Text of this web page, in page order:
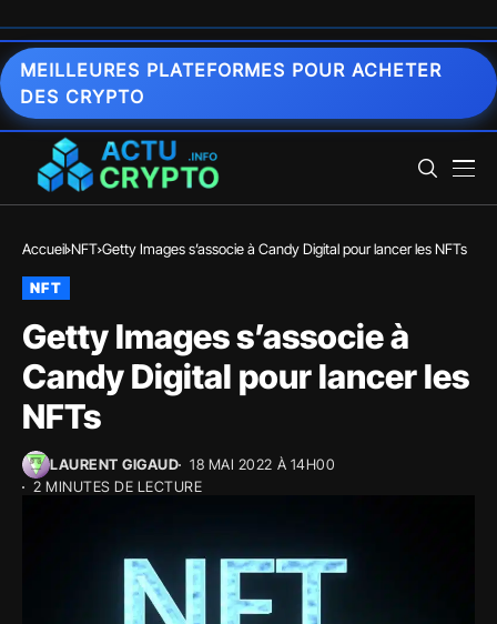
MEILLEURES PLATEFORMES POUR ACHETER
DES CRYPTO
Accueil NFT Getty Images s’associe à Candy Digital pour lancer les NFTs
NFT
Getty Images s’associe à
Candy Digital pour lancer les
NFTs
LAURENT GIGAUD
18 MAI 2022 À 14H00
2 MINUTES DE LECTURE